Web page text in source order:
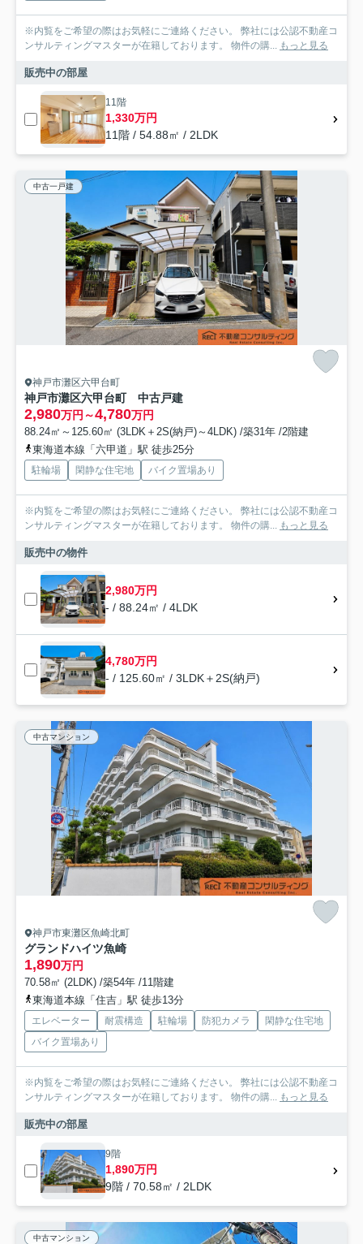
※内覧をご希望の際はお気軽にご連絡ください。 弊社には公認不動産コ
ンサルティングマスターが在籍しております。 物件の購... もっと見る
販売中の部屋
11階
1,330万円
11階 / 54.88㎡ / 2LDK
中古一戸建
神戸市灘区六甲台町
神戸市灘区六甲台町 中古戸建
2,980万円～4,780万円
88.24㎡～125.60㎡ (3LDK＋2S(納戸)～4LDK) /築31年 /2階建
東海道本線「六甲道」駅 徒歩25分
駐輪場 閑静な住宅地 バイク置場あり
※内覧をご希望の際はお気軽にご連絡ください。 弊社には公認不動産コ
ンサルティングマスターが在籍しております。 物件の購... もっと見る
販売中の物件
2,980万円
- / 88.24㎡ / 4LDK
4,780万円
- / 125.60㎡ / 3LDK＋2S(納戸)
中古マンション
神戸市東灘区魚崎北町
グランドハイツ魚崎
1,890万円
70.58㎡ (2LDK) /築54年 /11階建
東海道本線「住吉」駅 徒歩13分
エレベーター 耐震構造 駐輪場 防犯カメラ
閑静な住宅地
バイク置場あり
※内覧をご希望の際はお気軽にご連絡ください。 弊社には公認不動産コ
ンサルティングマスターが在籍しております。 物件の購... もっと見る
販売中の部屋
9階
1,890万円
9階 / 70.58㎡ / 2LDK
中古マンション